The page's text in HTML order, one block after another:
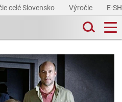
celé Slovensko Výročie E-